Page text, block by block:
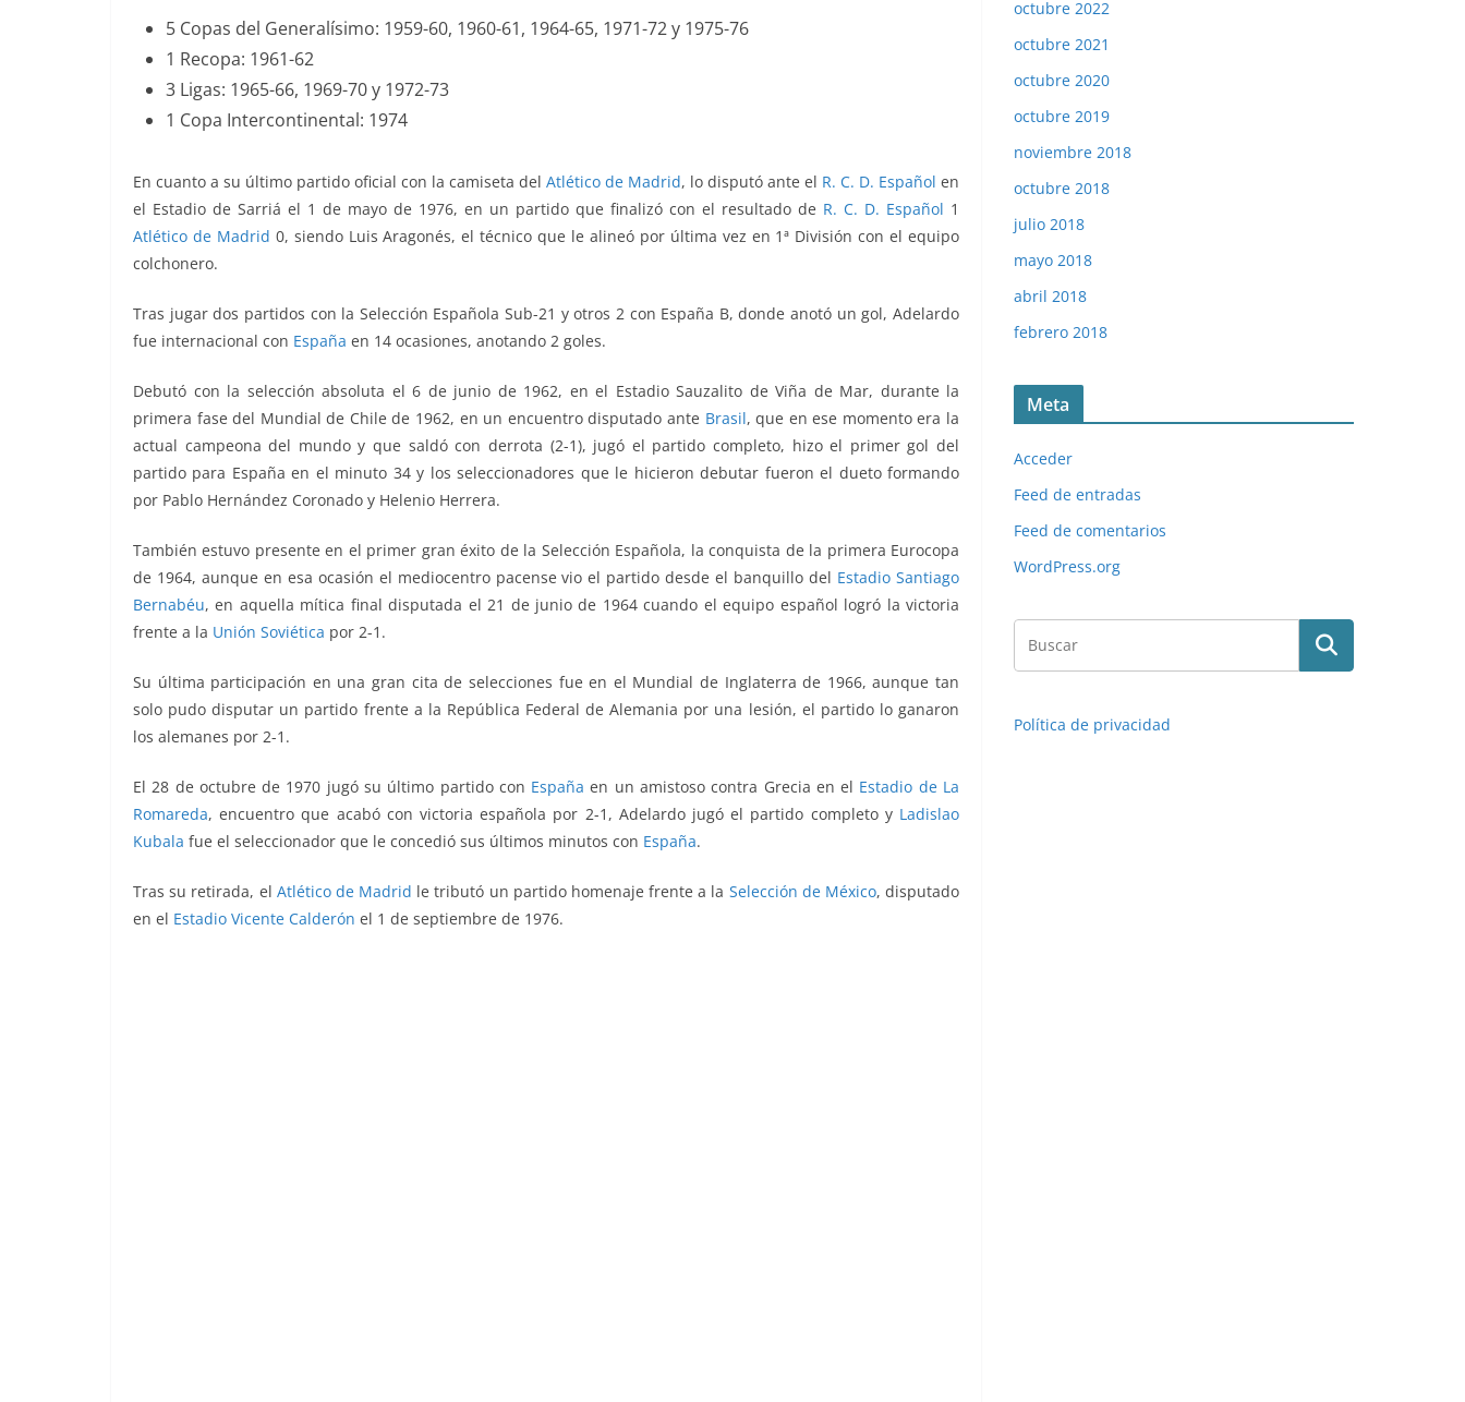
5 Copas del Generalísimo: 1959-60, 1960-61, 1964-65, 1971-72 y 1975-76
1 Recopa: 1961-62
3 Ligas: 1965-66, 1969-70 y 1972-73
1 Copa Intercontinental: 1974
En cuanto a su último partido oficial con la camiseta del Atlético de Madrid, lo disputó ante el R. C. D. Español en
el Estadio de Sarriá el 1 de mayo de 1976, en un partido que finalizó con el resultado de R. C. D. Español 1
Atlético de Madrid 0, siendo Luis Aragonés, el técnico que le alineó por última vez en 1ª División con el equipo
colchonero.
Tras jugar dos partidos con la Selección Española Sub-21 y otros 2 con España B, donde anotó un gol, Adelardo
fue internacional con España en 14 ocasiones, anotando 2 goles.
Debutó con la selección absoluta el 6 de junio de 1962, en el Estadio Sauzalito de Viña de Mar, durante la
primera fase del Mundial de Chile de 1962, en un encuentro disputado ante Brasil, que en ese momento era la
actual campeona del mundo y que saldó con derrota (2-1), jugó el partido completo, hizo el primer gol del
partido para España en el minuto 34 y los seleccionadores que le hicieron debutar fueron el dueto formando
por Pablo Hernández Coronado y Helenio Herrera.
También estuvo presente en el primer gran éxito de la Selección Española, la conquista de la primera Eurocopa
de 1964, aunque en esa ocasión el mediocentro pacense vio el partido desde el banquillo del Estadio Santiago
Bernabéu, en aquella mítica final disputada el 21 de junio de 1964 cuando el equipo español logró la victoria
frente a la Unión Soviética por 2-1.
Su última participación en una gran cita de selecciones fue en el Mundial de Inglaterra de 1966, aunque tan
solo pudo disputar un partido frente a la República Federal de Alemania por una lesión, el partido lo ganaron
los alemanes por 2-1.
El 28 de octubre de 1970 jugó su último partido con España en un amistoso contra Grecia en el Estadio de La
Romareda, encuentro que acabó con victoria española por 2-1, Adelardo jugó el partido completo y Ladislao
Kubala fue el seleccionador que le concedió sus últimos minutos con España.
Tras su retirada, el Atlético de Madrid le tributó un partido homenaje frente a la Selección de México, disputado
en el Estadio Vicente Calderón el 1 de septiembre de 1976.
octubre 2022
octubre 2021
octubre 2020
octubre 2019
noviembre 2018
octubre 2018
julio 2018
mayo 2018
abril 2018
febrero 2018
Meta
Acceder
Feed de entradas
Feed de comentarios
WordPress.org
Política de privacidad